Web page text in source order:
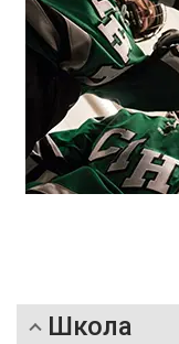
Школа